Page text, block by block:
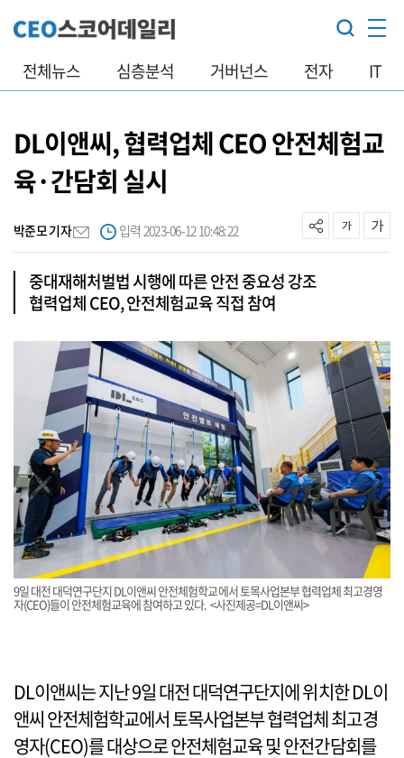
전체뉴스 심층분석 거버넌스 전자 IT
DL이앤씨, 협력업체 CEO 안전체험교
육·간담회 실시
박준모 기자 입력 2023-06-12 10:48:22
중대재해처벌법 시행에 따른 안전 중요성 강조
협력업체 CEO, 안전체험교육 직접 참여
9일 대전 대덕연구단지 DL이앤씨 안전체험학교에서 토목사업본부 협력업체 최고경영
자(CEO)들이 안전체험교육에 참여하고 있다. <사진제공=DL이앤씨>
DL이앤씨는 지난 9일 대전 대덕연구단지에 위치한 DL이
앤씨 안전체험학교에서 토목사업본부 협력업체 최고경
영자(CEO)를 대상으로 안전체험교육 및 안전간담회를